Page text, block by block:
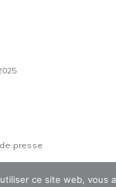
presse
ce site web, vous